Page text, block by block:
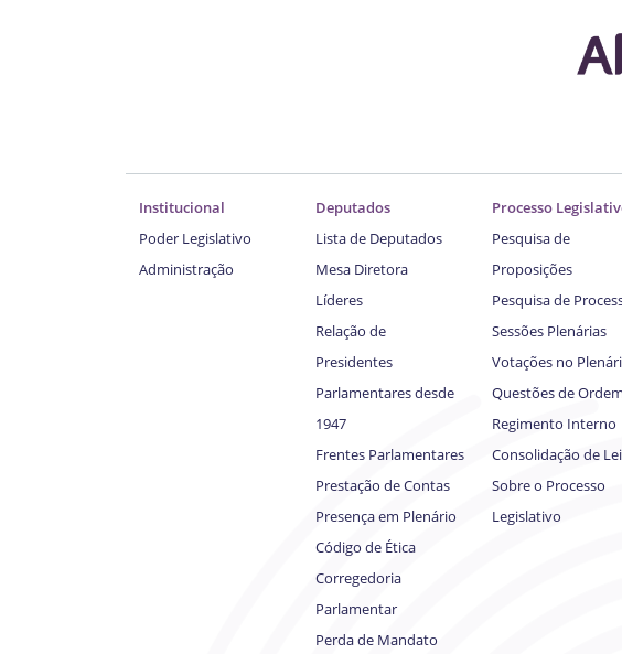
Institucional
Poder Legislativo
Administração
Deputados
Lista de Deputados
Mesa Diretora
Líderes
Relação de
Presidentes
Parlamentares desde
1947
Frentes Parlamentares
Prestação de Contas
Presença em Plenário
Código de Ética
Corregedoria
Parlamentar
Perda de Mandato
Processo
Pesquisa de
Proposições
Pesquisa de
Sessões Plenárias
Votações no
Questões de Ordem
Regimento Interno
Consolidação de
Sobre o Processo
Legislativo